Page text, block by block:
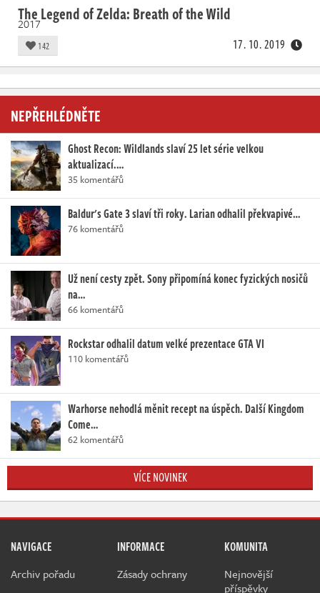
The Legend of Zelda: Breath of the Wild
2017
142 17. 10. 2019
NEPŘEHLÉDNĚTE
Ghost Recon: Wildlands slaví 25 let série velkou
aktualizací.…
35 komentářů
Baldur's Gate 3 slaví tři roky. Larian odhalil překvapivé…
76 komentářů
Už není cesty zpět. Sony připomíná konec fyzických nosičů
na…
66 komentářů
Rockstar odhalil datum velké prezentace GTA VI
110 komentářů
Warhorse nehodlá měnit recept na úspěch. Další Kingdom
Come…
62 komentářů
VÍCE NOVINEK
NAVIGACE
Archiv pořadu
INFORMACE
Zásady ochrany
KOMUNITA
Nejnovější
příspěvky